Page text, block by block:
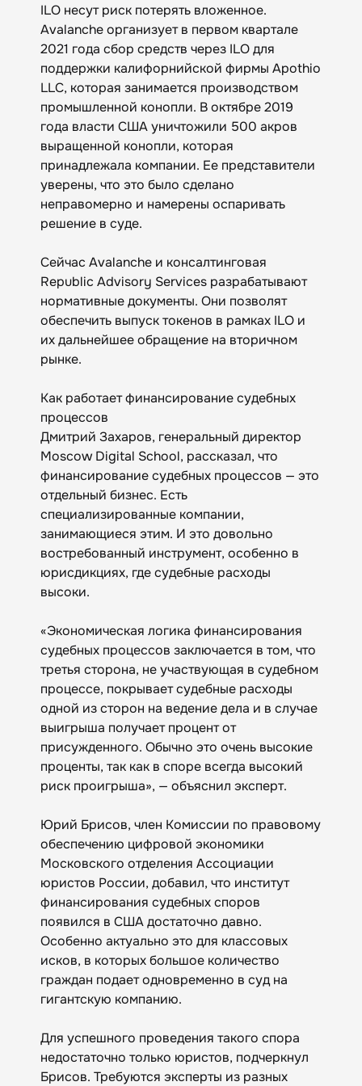
ILO несут риск потерять вложенное.
Avalanche организует в первом квартале
2021 года сбор средств через ILO для
поддержки калифорнийской фирмы Apothio
LLC, которая занимается производством
промышленной конопли. В октябре 2019
года власти США уничтожили 500 акров
выращенной конопли, которая
принадлежала компании. Ее представители
уверены, что это было сделано
неправомерно и намерены оспаривать
решение в суде.
Сейчас Avalanche и консалтинговая
Republic Advisory Services разрабатывают
нормативные документы. Они позволят
обеспечить выпуск токенов в рамках ILO и
их дальнейшее обращение на вторичном
рынке.
Как работает финансирование судебных
процессов
Дмитрий Захаров, генеральный директор
Moscow Digital School, рассказал, что
финансирование судебных процессов — это
отдельный бизнес. Есть
специализированные компании,
занимающиеся этим. И это довольно
востребованный инструмент, особенно в
юрисдикциях, где судебные расходы
высоки.
«Экономическая логика финансирования
судебных процессов заключается в том, что
третья сторона, не участвующая в судебном
процессе, покрывает судебные расходы
одной из сторон на ведение дела и в случае
выигрыша получает процент от
присужденного. Обычно это очень высокие
проценты, так как в споре всегда высокий
риск проигрыша», — объяснил эксперт.
Юрий Брисов, член Комиссии по правовому
обеспечению цифровой экономики
Московского отделения Ассоциации
юристов России, добавил, что институт
финансирования судебных споров
появился в США достаточно давно.
Особенно актуально это для классовых
исков, в которых большое количество
граждан подает одновременно в суд на
гигантскую компанию.
Для успешного проведения такого спора
недостаточно только юристов, подчеркнул
Брисов. Требуются эксперты из разных